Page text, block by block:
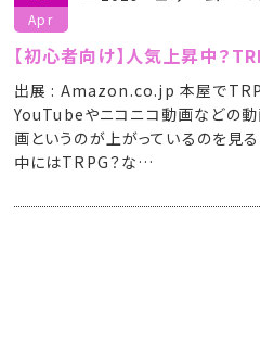
Apr
【初心者向け】人気上昇中？
出展 : Amazon.co.jp 本屋で
YouTubeやニコニコ動画などの動
画というのが上がっているのを見
中にはTRPG？な…